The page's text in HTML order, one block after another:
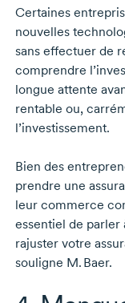
Certaines
nouvelles
sans effectuer de
comprendre
longue attente
rentable ou,
l’investissement.
Bien des
prendre une
leur commerce
essentiel de parler
rajuster votre
souligne M. Baer.